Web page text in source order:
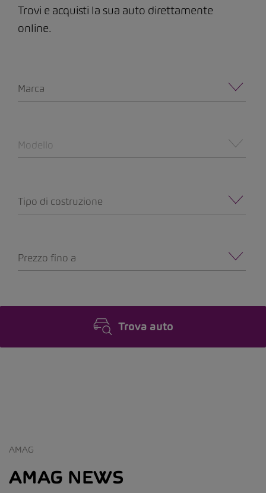
Trovi e acquisti la sua auto direttamente
online.
Marca
Modello
Tipo di costruzione
Prezzo fino a
Trova auto
AMAG
AMAG NEWS